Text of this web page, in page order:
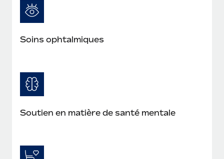
Soins ophtalmiques
Soutien en matière de santé mentale